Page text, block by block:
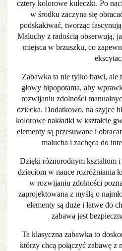
cztery kolorowe kuleczki. Po
w środku zaczyna się
podskakiwać, tworząc
Maluchy z radością obserwują,
miejsca w brzuszku, co
Zabawka ta nie tylko bawi, ale
głowy hipopotama, aby
rozwijaniu zdolności
dziecka. Dodatkowo, na szyjce
kolorowe nakładki w kształcie
elementy są przesuwane i
malucha i zachęca do
Dzięki różnorodnym kształtom
dzieciom w nauce rozróżniania
w rozwijaniu zdolności
zaprojektowana z myślą o
elementy są duże i łatwe do
zabawa jest
Ta klasyczna zabawka to
którzy chcą połączyć zabawę z